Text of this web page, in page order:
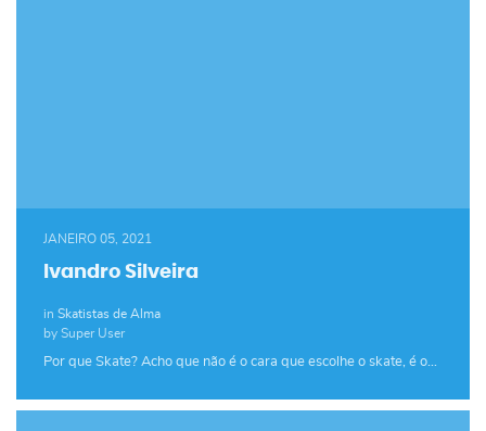
JANEIRO 05, 2021
Ivandro Silveira
in Skatistas de Alma
by Super User
Por que Skate? Acho que não é o cara que escolhe o skate, é o…